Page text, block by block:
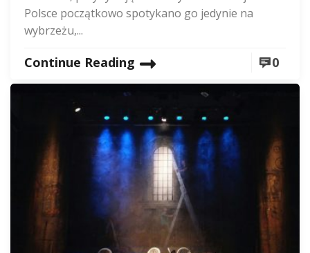
Polsce początkowo spotykano go jedynie na
wybrzeżu,...
Continue Reading 0